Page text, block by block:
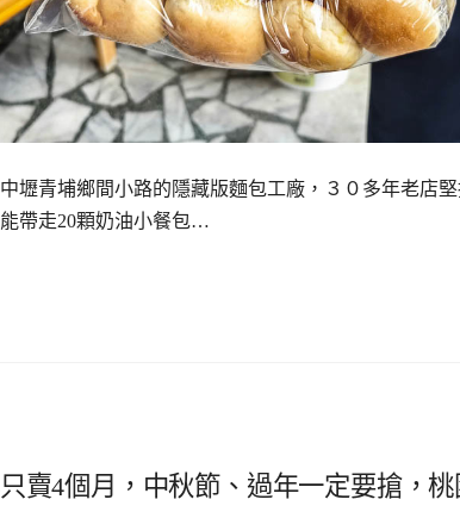
壢青埔鄉間小路的隱藏版麵包工廠，３０多年老店堅
帶走20顆奶油小餐包…
賣4個月，中秋節、過年一定要搶，